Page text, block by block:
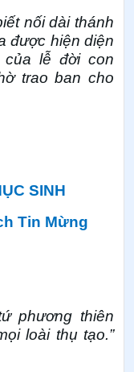
nối dài thánh
được hiện diện
lễ đời con
trao ban cho
SINH
Tin Mừng
phương thiên
loài thụ tạo.”